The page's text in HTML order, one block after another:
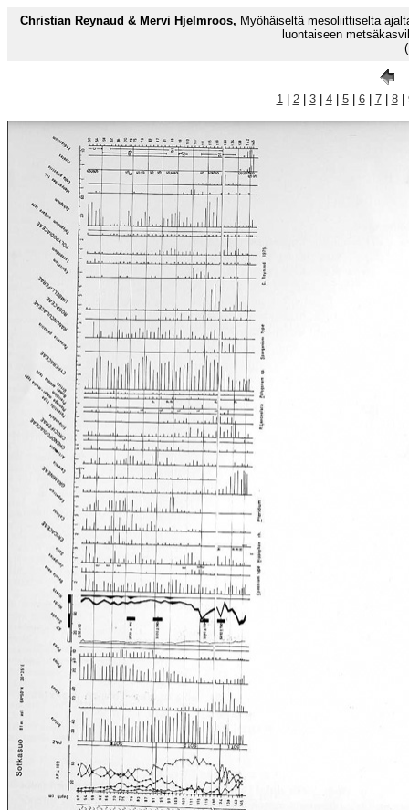
Christian Reynaud & Mervi Hjelmroos, Myöhäiseltä mesoliittiselta
luontaiseen
1| 2| 3| 4| 5| 6| 7| 8|